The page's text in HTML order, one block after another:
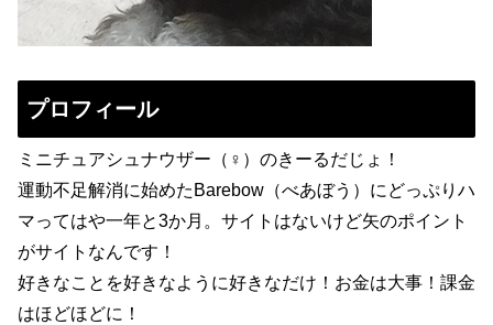
プロフィール
ミニチュアシュナウザー（♀）のきーるだじょ！
運動不足解消に始めたBarebow（べあぼう）にどっぷりハ
マってはや一年と3か月。サイトはないけど矢のポイント
がサイトなんです！
好きなことを好きなように好きなだけ！お金は大事！課金
はほどほどに！